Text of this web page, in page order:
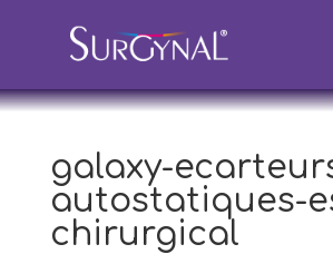
galaxy-
autostatiques-
chirurgical